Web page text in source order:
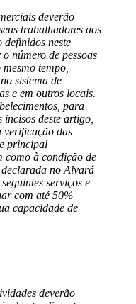
deverão
trabalhadores aos
neste
número de pessoas
tempo,
sistema de
e em outros locais.
para
deste artigo,
verificação das
principal
como à condição de
no Alvará
serviços e
com até 50%
capacidade de
deverão